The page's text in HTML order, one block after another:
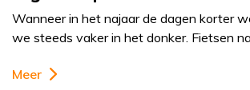
Wanneer in het najaar de dagen korter
we steeds vaker in het donker. Fietsen
Meer